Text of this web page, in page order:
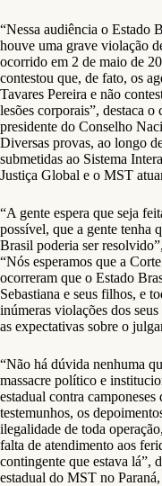
“Nessa audiência o Estado
houve uma grave violação
ocorrido em 2 de maio de
contestou que, de fato, os
Tavares Pereira e não
lesões corporais”, destaca
presidente do Conselho
Diversas provas, ao longo
submetidas ao Sistema
Justiça Global e o MST
“A gente espera que seja
possível, que a gente tenha
Brasil poderia ser
“Nós esperamos que a
ocorreram que o Estado
Sebastiana e seus filhos, e
inúmeras violações dos
as expectativas sobre o
“Não há dúvida nenhuma
massacre político e
estadual contra
testemunhos, os
ilegalidade de toda
falta de atendimento aos
contingente que estava lá”,
estadual do MST no